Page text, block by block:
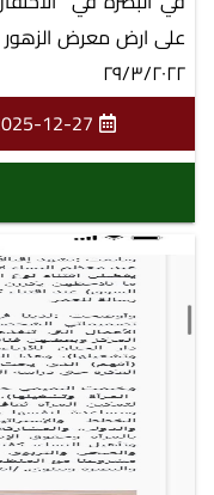
على ارض معرض الزهور
٢٩/٣/٢٠٢٢
12-27